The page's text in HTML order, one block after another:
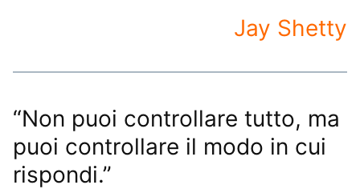
Jay Shetty
“Non puoi controllare tutto, ma
puoi controllare il modo in cui
rispondi.”